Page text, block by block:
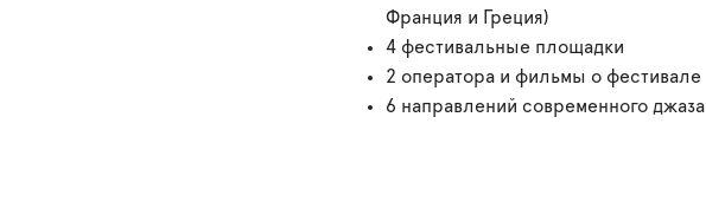
Франция и Греция)
4 фестивальные площадки
2 оператора и фильмы о фестивале
6 направлений современного джаза